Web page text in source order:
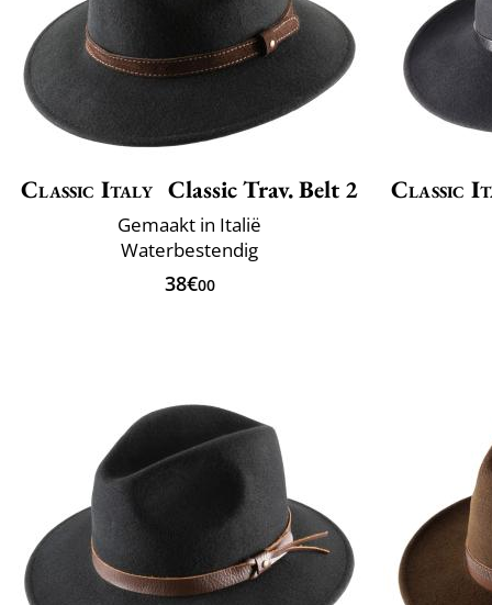
Classic Italy Classic Trav. Belt 2
Gemaakt in Italië
Waterbestendig
38€00
Classic